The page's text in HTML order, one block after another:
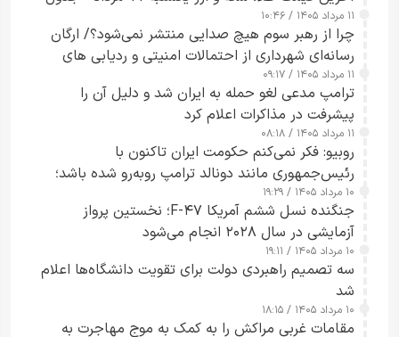
۱۱ مرداد ۱۴۰۵ / ۱۰:۴۶
چرا از رهبر سوم هیچ صدایی منتشر نمی‌شود؟/ ارگان
رسانه‌ای شهرداری از احتمالات امنیتی و ردیابی های
جاسوسی گفت
۱۱ مرداد ۱۴۰۵ / ۰۹:۱۷
ترامپ مدعی لغو حمله به ایران شد و دلیل آن را
پیشرفت در مذاکرات اعلام کرد
۱۱ مرداد ۱۴۰۵ / ۰۸:۱۸
روبیو: فکر نمی‌کنم حکومت ایران تاکنون با
رئیس‌جمهوری مانند دونالد ترامپ روبه‌رو شده باشد؛
کسی که واقعاً دست به اقدام می‌زند
۱۰ مرداد ۱۴۰۵ / ۱۹:۲۹
جنگنده نسل ششم آمریکا F-۴۷؛ نخستین پرواز
آزمایشی در سال ۲۰۲۸ انجام می‌شود
۱۰ مرداد ۱۴۰۵ / ۱۹:۱۱
سه تصمیم راهبردی دولت برای تقویت دانشگاه‌ها اعلام
شد
۱۰ مرداد ۱۴۰۵ / ۱۸:۱۵
مقامات غربی مراکش را به کمک به موج مهاجرت به